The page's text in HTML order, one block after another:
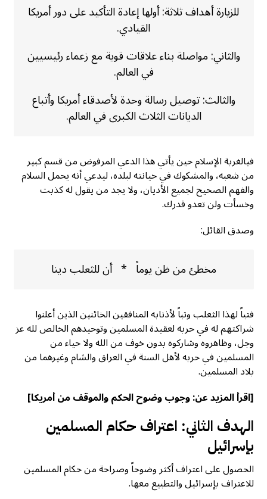
للزيارة أهداف ثلاثة: أولها إعادة التأكيد على دور أمريكا
القيادي.
والثاني: مواصلة بناء علاقات قوية مع زعماء رئيسيين
في العالم.
والثالث: توصيل رسالة وحدة لأصدقاء أمريكا وأتباع
الديانات الثلاث الكبرى في العالم.
فيالغربة الإسلام حين يأتي هذا الدعي المرفوض من قسم كبير
من شعبه، والمشكوك في خيانته لبلده، ليدعي أنه يحمل السلام
والفهم الصحيح لجميع الأديان، ولا يجد من يقول له كذبت
وخسأت ولن تعدو قدرك.
وصدق القائل:
مخطئ من ظن يوماً * أن للثعلب دينا
فتباً لهذا الثعلب وتباً لأذنابه المنافقين الخائنين الذين أعلنوا
شراكتهم له في حربه لعقيدة المسلمين وتوحيدهم الخالص لله عز
وجل، وظاهروه وشاركوه بدون خوف من الله ولا حياء من
المسلمين في حربه لأهل السنة في العراق والشام وغيرهما من
بلاد المسلمين.
[اقرأ المزيد عن:وجوب وضوح الحكم والموقف من أمريكا]
الهدف الثاني: اعتراف حكام المسلمين
بإسرائيل
الحصول على اعتراف أكثر وضوحاً وصراحة من حكام المسلمين
للاعتراف بإسرائيل والتطبيع معها.